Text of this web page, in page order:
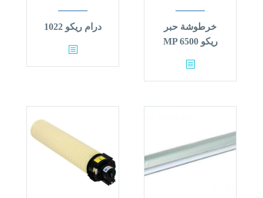
خرطوشة حبر
ريكو MP 6500
درام ريكو 1022